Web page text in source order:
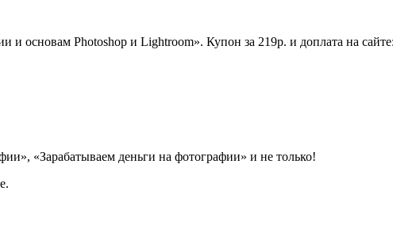
основам Photoshop и Lightroom». Купон за 219р. и доплата на
«Зарабатываем деньги на фотографии» и не только!